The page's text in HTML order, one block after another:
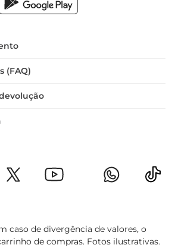
(FAQ)
caso de divergência de valores, o
de compras. Fotos ilustrativas.